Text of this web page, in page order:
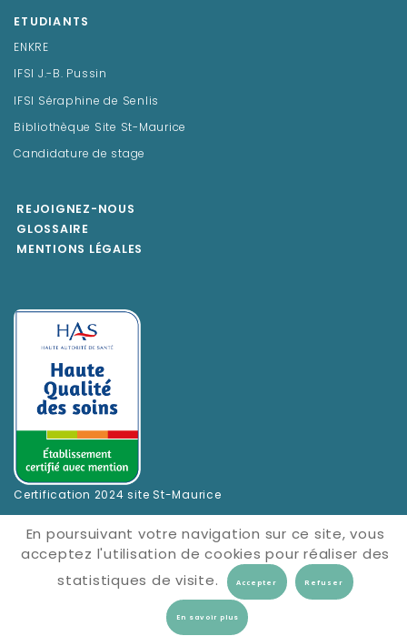
ETUDIANTS
ENKRE
IFSI J.-B. Pussin
IFSI Séraphine de Senlis
Bibliothèque Site St-Maurice
Candidature de stage
REJOIGNEZ-NOUS
GLOSSAIRE
MENTIONS LÉGALES
Certification 2024 site St-Maurice
En poursuivant votre navigation sur ce site, vous
acceptez l'utilisation de cookies pour réaliser des
statistiques de visite.
En savoir plus